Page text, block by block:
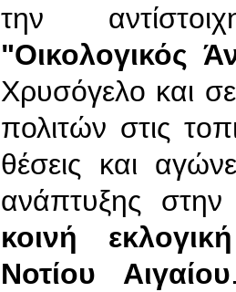
την
"Οικολογικός
Χρυσόγελο και
πολιτών στις
θέσεις και
ανάπτυξης
κοινή
Νοτίου Αιγαίου